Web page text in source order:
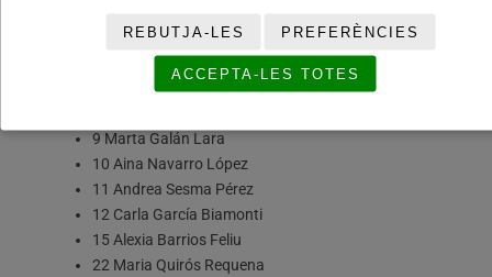
5 Berta Albuicet Bou
6 Paula Pló Grau
7 Elba Rubio Escartín
9 Marta Galán Lara
10 Aina Navarro López
11 Andrea Sesma Pérez
12 Carla García Biamonti
15 Alexia Barrios Feliu
22 Maria Quirós Requena
REBUTJA-LES PREFERÈNCIES
ACCEPTA-LES TOTES